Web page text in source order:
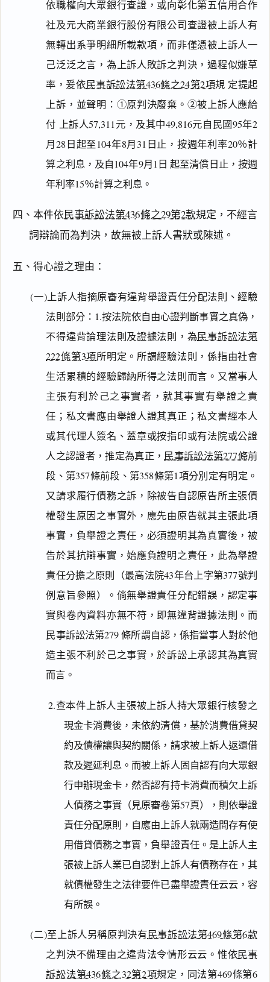
依職權向大眾銀行查證，或向彰化第五信用合作
社及元大商業銀行股份有限公司查證被上訴人有
無轉出系爭明細所載款項，而非僅憑被上訴人一
己泛泛之言，為上訴人敗訴之判決，過程似嫌草
率，爰依民事訴訟法第436條之24第2項規 定提起
上訴，並聲明：①原判決廢棄。②被上訴人應給
付 上訴人57,311元，及其中49,816元自民國95年2
月28日起至104年8月31日止，按週年利率20％計
算之利息，及自104年9月1日 起至清償日止，按週
年利率15％計算之利息。
四、本件依民事訴訟法第436條之29第2款規定，不經言
詞辯論而為判決，故無被上訴人書狀或陳述。
五、得心證之理由：
(一)上訴人指摘原審有違背舉證責任分配法則、經驗
法則部分：1.按法院依自由心證判斷事實之真偽，
不得違背論理法則及證據法則，為民事訴訟法第
222條第3項所明定。所謂經驗法則，係指由社會
生活累積的經驗歸納所得之法則而言。又當事人
主張有利於己之事實者，就其事實有舉證之責
任；私文書應由舉證人證其真正；私文書經本人
或其代理人簽名、蓋章或按指印或有法院或公證
人之認證者，推定為真正， 民事訴訟法第277條前
段、第357條前段、第358條第1項分別定有明定。
又請求履行債務之訴，除被告自認原告所主張債
權發生原因之事實外，應先由原告就其主張此項
事實，負舉證之責任，必須證明其為真實後，被
告於其抗辯事實，始應負證明之責任，此為舉證
責任分擔之原則（最高法院43年台上字第377號判
例意旨參照）。倘無舉證責任分配錯誤，認定事
實與卷內資料亦無不符，即無違背證據法則。而
民事訴訟法第279 條所謂自認，係指當事人對於他
造主張不利於己之事實，於訴訟上承認其為真實
而言。
2.查本件上訴人主張被上訴人持大眾銀行核發之
現金卡消費後，未依約清償，基於消費借貸契
約及債權讓與契約關係，請求被上訴人返還借
款及遲延利息。而被上訴人固自認有向大眾銀
行申辦現金卡，然否認有持卡消費而積欠上訴
人債務之事實（見原審卷第57頁），則依舉證
責任分配原則，自應由上訴人就兩造間存有使
用借貸債務之事實，負舉證責任。是上訴人主
張被上訴人業已自認對上訴人有債務存在，其
就債權發生之法律要件已盡舉證責任云云，容
有所誤。
(二)至上訴人另稱原判決有民事訴訟法第469條第6款
之判決不備理由之違背法令情形云云。惟依民事
訴訟法第436條之32第2項規定，同法第469條第6